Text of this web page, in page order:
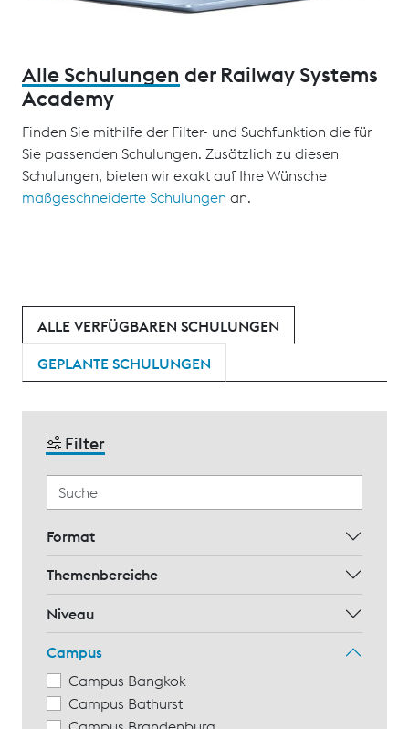
Alle Schulungen der Railway Systems
Academy
Finden Sie mithilfe der Filter- und Suchfunktion die für
Sie passenden Schulungen. Zusätzlich zu diesen
Schulungen, bieten wir exakt auf Ihre Wünsche
maßgeschneiderte Schulungen an.
ALLE VERFÜGBAREN SCHULUNGEN
GEPLANTE SCHULUNGEN
Filter
Format
Themenbereiche
Niveau
Campus
Campus Bangkok
Campus Bathurst